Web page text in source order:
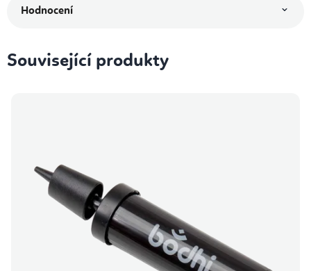
Hodnocení
Související produkty